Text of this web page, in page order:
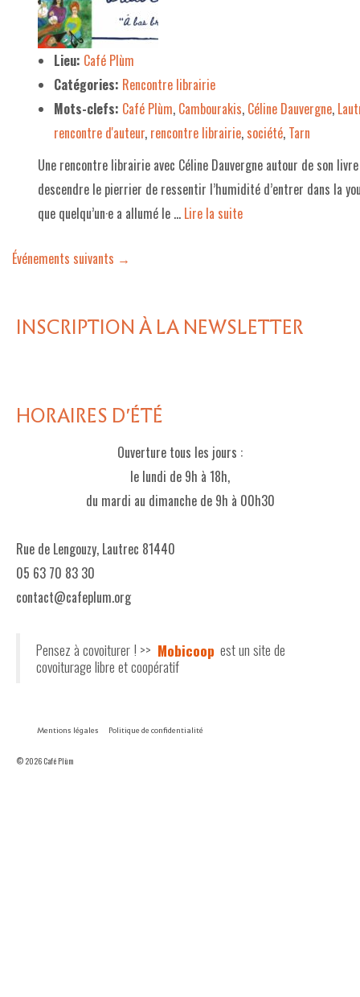
Lieu: Café Plùm
Catégories: Rencontre librairie
Mots-clefs: Café Plùm, Cambourakis, Céline Dauvergne,
rencontre d'auteur, rencontre librairie, société, Tarn
Une rencontre librairie avec Céline Dauvergne autour de son
descendre le pierrier de ressentir l’humidité d’entrer dans la
que quelqu’un·e a allumé le … Lire la suite­­
Événements suivants →
INSCRIPTION À LA NEWSLETTER
HORAIRES D'ÉTÉ
Ouverture tous les jours :
le lundi de 9h à 18h,
du mardi au dimanche de 9h à 00h30
Rue de Lengouzy, Lautrec 81440
05 63 70 83 30
contact@cafeplum.org
Pensez à covoiturer ! >> Mobicoop est un site de
covoiturage libre et coopératif
Mentions légales Politique de confidentialité
© 2026 Café Plùm